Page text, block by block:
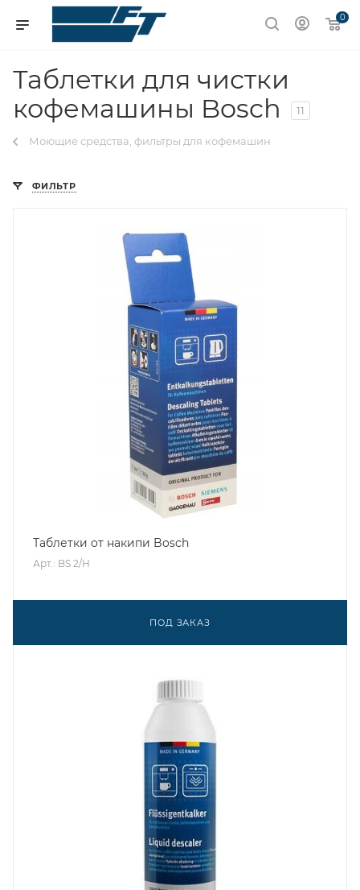
0
Таблетки для чистки
кофемашины Bosch
11
Моющие средства, фильтры для кофемашин
ФИЛЬТР
Таблетки от накипи Bosch
Арт.: BS 2/H
ПОД ЗАКАЗ